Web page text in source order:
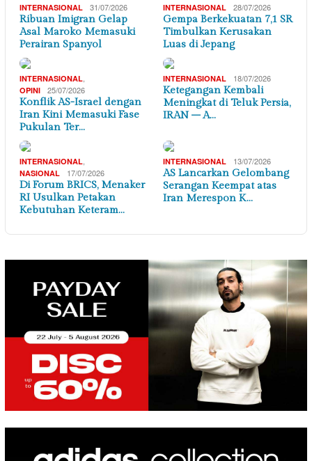
INTERNASIONAL 31/07/2026
Ribuan Imigran Gelap
Asal Maroko Memasuki
Perairan Spanyol
INTERNASIONAL 28/07/2026
Gempa Berkekuatan 7,1 SR
Timbulkan Kerusakan
Luas di Jepang
INTERNASIONAL
OPINI 25/07/2026
Konflik AS-Israel dengan
Iran Kini Memasuki Fase
Pukulan Ter…
INTERNASIONAL 18/07/2026
Ketegangan Kembali
Meningkat di Teluk Persia,
IRAN – A…
INTERNASIONAL
NASIONAL 17/07/2026
Di Forum BRICS, Menaker
RI Usulkan Petakan
Kebutuhan Keteram…
INTERNASIONAL 13/07/2026
AS Lancarkan Gelombang
Serangan Keempat atas
Iran Merespon K…